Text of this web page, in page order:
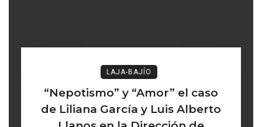
LAJA-BAJÍO
“Nepotismo” y “Amor” el caso
de Liliana García y Luis Alberto